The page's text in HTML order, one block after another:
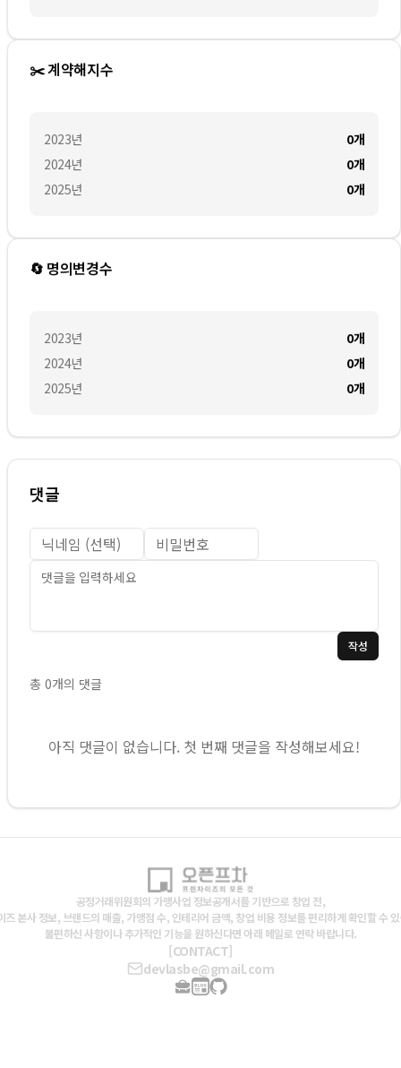
✂️ 계약해지수
2023년
2024년
2025년
0개
0개
0개
🔄 명의변경수
2023년
2024년
2025년
0개
0개
0개
댓글
작성
총 0개의 댓글
아직 댓글이 없습니다. 첫 번째 댓글을 작성해보세요!
공정거래위원회의 가맹사업 정보공개서를 기반으로 창업 전,
즈 본사 정보, 브랜드의 매출, 가맹점 수, 인테리어 금액, 창업 비용 정보를 편리하게 확인할 수
불편하신 사항이나 추가적인 기능을 원하신다면 아래 메일로 연락 바랍니다.
[CONTACT]
devlasbe@gmail.com